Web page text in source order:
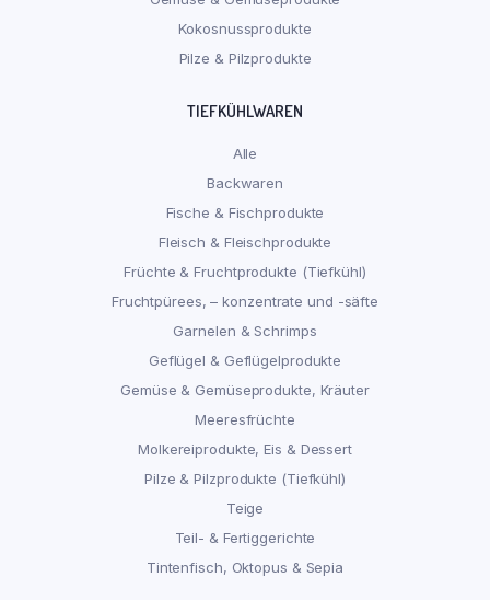
Kokosnussprodukte
Pilze & Pilzprodukte
TIEFKÜHLWAREN
Alle
Backwaren
Fische & Fischprodukte
Fleisch & Fleischprodukte
Früchte & Fruchtprodukte (Tiefkühl)
Fruchtpürees, – konzentrate und -säfte
Garnelen & Schrimps
Geflügel & Geflügelprodukte
Gemüse & Gemüseprodukte, Kräuter
Meeresfrüchte
Molkereiprodukte, Eis & Dessert
Pilze & Pilzprodukte (Tiefkühl)
Teige
Teil- & Fertiggerichte
Tintenfisch, Oktopus & Sepia